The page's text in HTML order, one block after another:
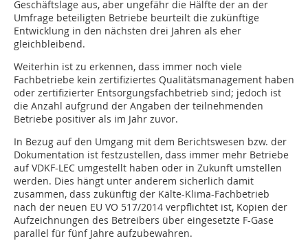
Geschäftslage aus, aber ungefähr die Hälfte der an der
Umfrage beteiligten Betriebe beurteilt die zukünftige
Entwicklung in den nächsten drei Jahren als eher
gleichbleibend.
Weiterhin ist zu erkennen, dass immer noch viele
Fachbetriebe kein zertifiziertes Qualitätsmanagement haben
oder zertifizierter Entsorgungsfachbetrieb sind; jedoch ist
die Anzahl aufgrund der Angaben der teilnehmenden
Betriebe positiver als im Jahr zuvor.
In Bezug auf den Umgang mit dem Berichtswesen bzw. der
Dokumentation ist festzustellen, dass immer mehr Betriebe
auf VDKF-LEC umgestellt haben oder in Zukunft umstellen
werden. Dies hängt unter anderem sicherlich damit
zusammen, dass zukünftig der Kälte-Klima-Fachbetrieb
nach der neuen EU VO 517/2014 verpflichtet ist, Kopien der
Aufzeichnungen des Betreibers über eingesetzte F-Gase
parallel für fünf Jahre aufzubewahren.